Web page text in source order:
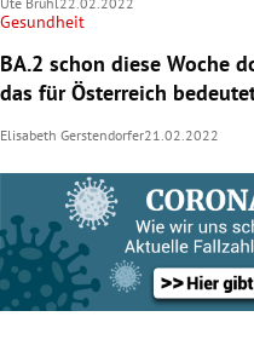
Gesundheit
BA.2 schon diese Woche
das für Österreich
Elisabeth Gerstendorfer21.02.2022